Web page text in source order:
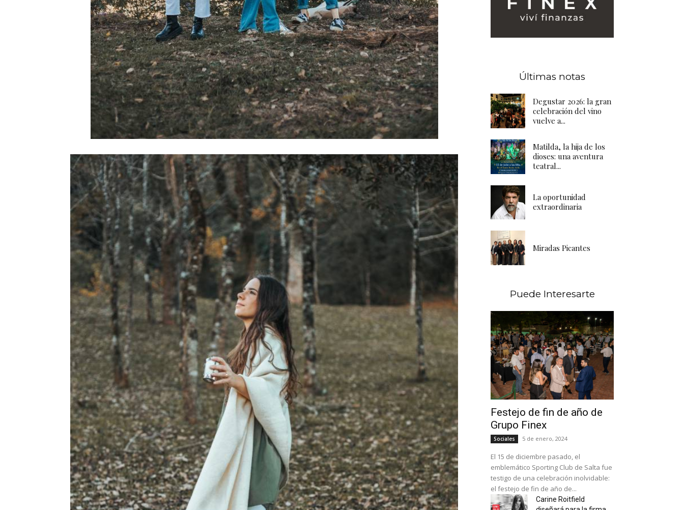
Últimas notas
Degustar 2026: la gran
celebración del vino
vuelve a...
Matilda, la hija de los
dioses: una aventura
teatral...
La oportunidad
extraordinaria
Miradas Picantes
Puede Interesarte
Festejo de fin de año de
Grupo Finex
Sociales 5 de enero, 2024
El 15 de diciembre pasado, el
emblemático Sporting Club de Salta fue
testigo de una celebración inolvidable:
el festejo de fin de año de...
Carine Roitfield